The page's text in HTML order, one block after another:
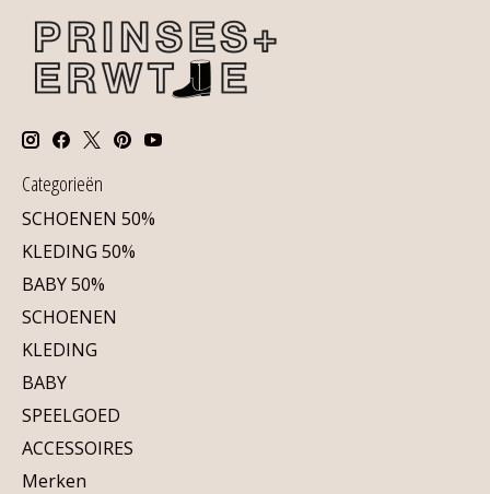
Categorieën
SCHOENEN 50%
KLEDING 50%
BABY 50%
SCHOENEN
KLEDING
BABY
SPEELGOED
ACCESSOIRES
Merken